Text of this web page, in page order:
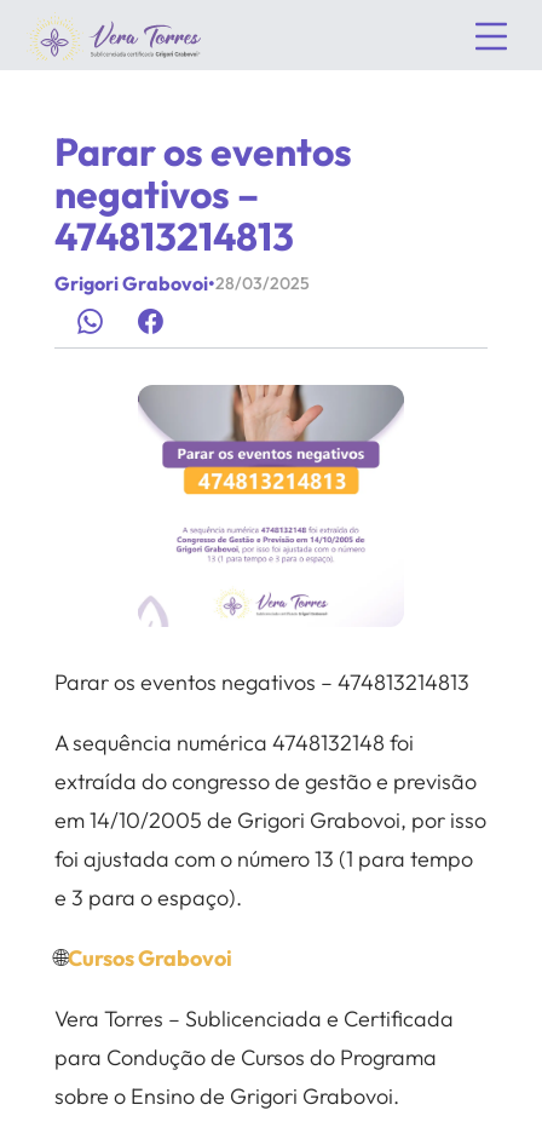
Parar os eventos
negativos –
474813214813
Grigori Grabovoi•28/03/2025
Parar os eventos negativos – 474813214813
A sequência numérica 4748132148 foi
extraída do congresso de gestão e previsão
em 14/10/2005 de Grigori Grabovoi, por isso
foi ajustada com o número 13 (1 para tempo
e 3 para o espaço).
🌐Cursos Grabovoi
Vera Torres – Sublicenciada e Certificada
para Condução de Cursos do Programa
sobre o Ensino de Grigori Grabovoi.